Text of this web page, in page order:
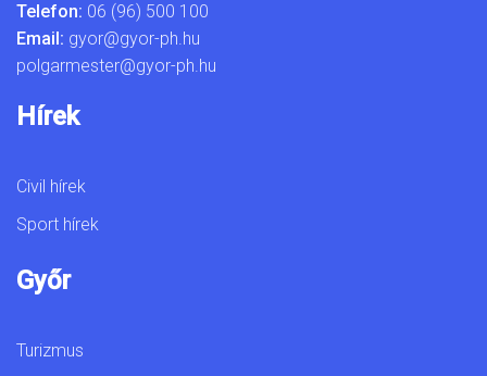
Telefon: 06 (96) 500 100
Email: gyor@gyor-ph.hu
polgarmester@gyor-ph.hu
Hírek
Civil hírek
Sport hírek
Győr
Turizmus